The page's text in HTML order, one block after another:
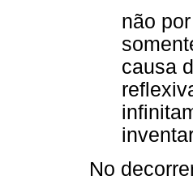
não
causa
No